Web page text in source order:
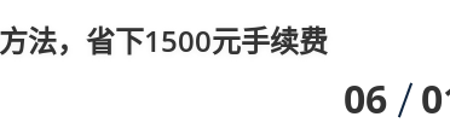
法，省下1500元手续费
06